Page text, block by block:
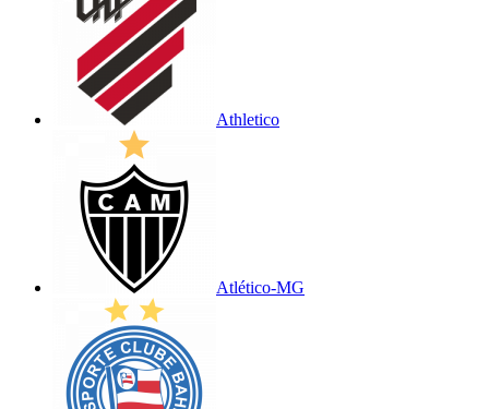
Athletico
Atlético-MG